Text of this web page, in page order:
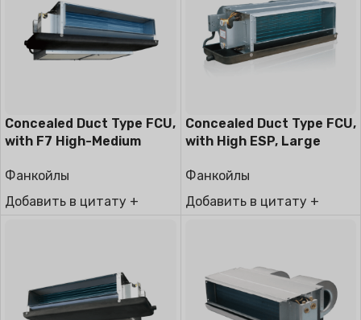
Concealed Duct Type FCU,
with F7 High-Medium
Фанкойлы
Добавить в цитату +
Concealed Duct Type FCU,
with High ESP, Large
Фанкойлы
Добавить в цитату +